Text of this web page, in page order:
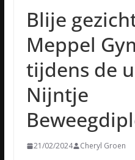
Blije
Meppel
tijdens de
Nijntje
21/02/2024 Cheryl Groen